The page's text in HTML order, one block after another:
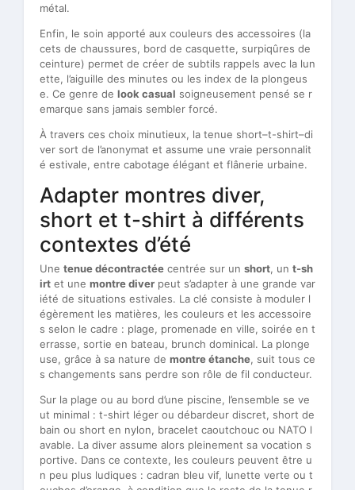
métal.
Enfin, le soin apporté aux couleurs des accessoires (la
cets de chaussures, bord de casquette, surpiqûres de
ceinture) permet de créer de subtils rappels avec la lun
ette, l’aiguille des minutes ou les index de la plongeus
e. Ce genre de look casual soigneusement pensé se r
emarque sans jamais sembler forcé.
À travers ces choix minutieux, la tenue short–t-shirt–di
ver sort de l’anonymat et assume une vraie personnalit
é estivale, entre cabotage élégant et flânerie urbaine.
Adapter montres diver,
short et t-shirt à différents
contextes d’été
Une tenue décontractée centrée sur un short, un t-sh
irt et une montre diver peut s’adapter à une grande var
iété de situations estivales. La clé consiste à moduler l
égèrement les matières, les couleurs et les accessoire
s selon le cadre : plage, promenade en ville, soirée en t
errasse, sortie en bateau, brunch dominical. La plonge
use, grâce à sa nature de montre étanche, suit tous ce
s changements sans perdre son rôle de fil conducteur.
Sur la plage ou au bord d’une piscine, l’ensemble se ve
ut minimal : t-shirt léger ou débardeur discret, short de
bain ou short en nylon, bracelet caoutchouc ou NATO l
avable. La diver assume alors pleinement sa vocation s
portive. Dans ce contexte, les couleurs peuvent être u
n peu plus ludiques : cadran bleu vif, lunette verte ou t